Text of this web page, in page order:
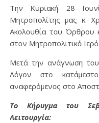
Την Κυριακή 28 Ιουνίου 2015, ο Σεβασμιώτατος
Μητροπολίτης μας κ.
Ακολουθία του Όρθρου
στον Μητροπολιτικό
Μετά την ανάγνωση
Λόγον στο
αναφερόμενος στο
Το Κήρυγμα του
Λειτουργία: